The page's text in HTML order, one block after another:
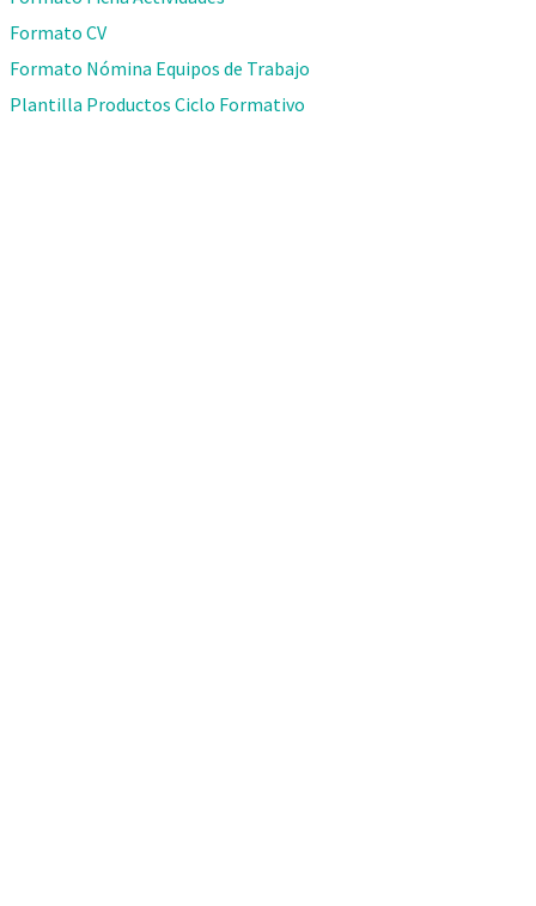
Formato CV
Formato Nómina Equipos de Trabajo
Plantilla Productos Ciclo Formativo